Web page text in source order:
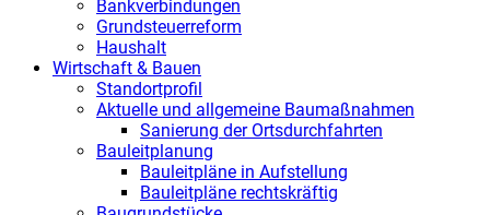
Bankverbindungen
Grundsteuerreform
Haushalt
Wirtschaft & Bauen
Standortprofil
Aktuelle und allgemeine Baumaßnahmen
Sanierung der Ortsdurchfahrten
Bauleitplanung
Bauleitpläne in Aufstellung
Bauleitpläne rechtskräftig